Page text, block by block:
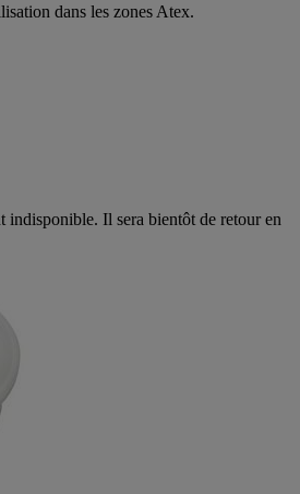
dans les zones Atex.
indisponible. Il sera bientôt de retour en